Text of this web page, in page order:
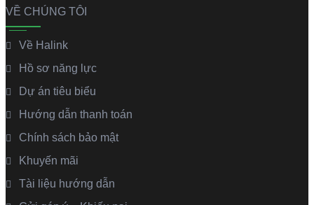
VỀ CHÚNG TÔI
Về Halink
Hồ sơ năng lực
Dự án tiêu biểu
Hướng dẫn thanh toán
Chính sách bảo mật
Khuyến mãi
Tài liệu hướng dẫn